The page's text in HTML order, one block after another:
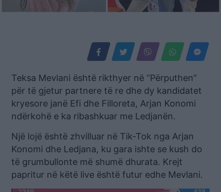
Teksa Mevlani është rikthyer në “Përputhen”
për të gjetur partnere të re dhe dy kandidatet
kryesore janë Efi dhe Filloreta, Arjan Konomi
ndërkohë e ka ribashkuar me Ledjanën.
Një lojë është zhvilluar në Tik-Tok nga Arjan
Konomi dhe Ledjana, ku gara ishte se kush do
të grumbullonte më shumë dhurata. Krejt
papritur në këtë live është futur edhe Mevlani.